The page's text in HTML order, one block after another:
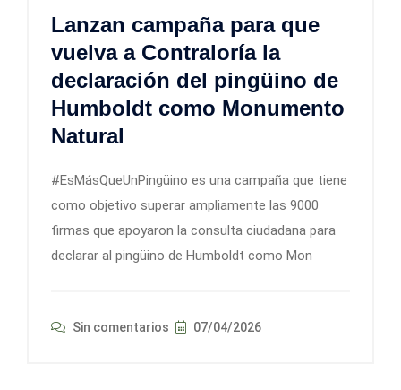
Lanzan campaña para que
vuelva a Contraloría la
declaración del pingüino de
Humboldt como Monumento
Natural
#EsMásQueUnPingüino es una campaña que tiene
como objetivo superar ampliamente las 9000
firmas que apoyaron la consulta ciudadana para
declarar al pingüino de Humboldt como Mon
Sin comentarios 07/04/2026